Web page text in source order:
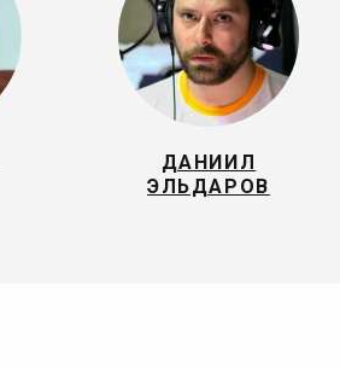
ДАНИИЛ
ЭЛЬДАРОВ